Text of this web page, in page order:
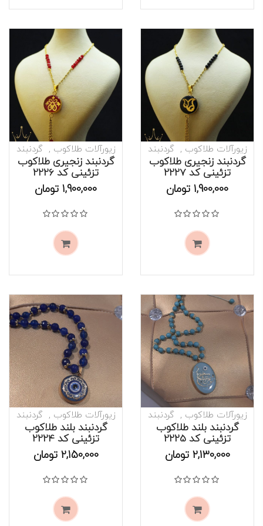
موجود است
زیورآلات طلاکوب گردنبند
گردنبند زنجیری طلاکوب
تزئینی کد 2227
1,900,000تومان
نمره0از 5
موجود است
زیورآلات طلاکوب گردنبند
گردنبند زنجیری طلاکوب
تزئینی کد 2226
1,900,000تومان
نمره0از 5
موجود است
زیورآلات طلاکوب گردنبند
گردنبند بلند طلاکوب
تزئینی کد 2225
2,130,000 تومان
نمره0از 5
موجود است
زیورآلات طلاکوب گردنبند
گردنبند بلند طلاکوب
تزئینی کد 2224
2,150,000 تومان
نمره0از 5